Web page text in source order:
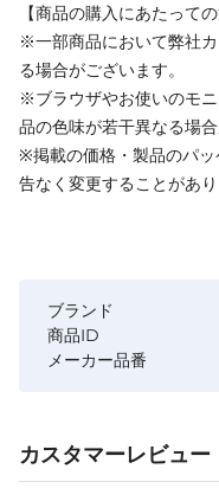
【商品の購入にあたっての
※一部商品において弊社
る場合がございます。
※ブラウザやお使いのモ
品の色味が若干異なる場合
※掲載の価格・製品のパ
告なく変更することがあ
ブランド
商品ID
メーカー品番
カスタマーレビュー